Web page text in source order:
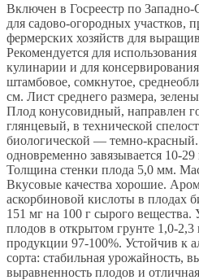
Включен в Госреестр по
для садово-огородных участков,
фермерских хозяйств для
Рекомендуется для
кулинарии и для
штамбовое, сомкнутое,
см. Лист среднего размера,
Плод конусовидный, направлен
глянцевый, в технической
биологической — темно-
одновременно завязывается 10-
Толщина стенки плода 5,0 мм.
Вкусовые качества хорошие.
аскорбиновой кислоты в плодах
151 мг на 100 г сырого
плодов в открытом грунте 1,0-
продукции 97-100%. Устойчив к
сорта: стабильная урожайность,
выравненность плодов и